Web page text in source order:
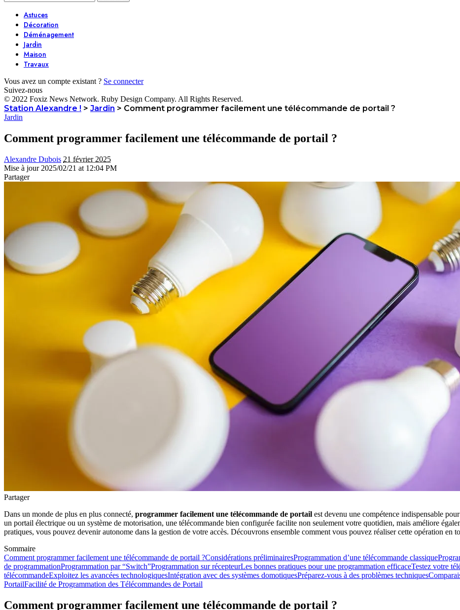
Astuces
Décoration
Déménagement
Jardin
Maison
Travaux
Vous avez un compte existant ? Se connecter
Suivez-nous
© 2022 Foxiz News Network. Ruby Design Company. All Rights Reserved.
Station Alexandre ! > Jardin > Comment programmer facilement une télécommande de portail ?
Jardin
Comment programmer facilement une télécommande de portail ?
Alexandre Dubois 21 février 2025
Mise à jour 2025/02/21 at 12:04 PM
Partager
Partager
Dans un monde de plus en plus connecté, programmer facilement une télécommande de portail est devenu une compétence indispensable
un portail électrique ou un système de motorisation, une télécommande bien configurée facilite non seulement votre quotidien, mais améliore
pratiques, vous pouvez devenir autonome dans la gestion de votre accès. Découvrons ensemble comment vous pouvez réaliser cette opération en
Sommaire
Comment programmer facilement une télécommande de portail ?Considérations préliminairesProgrammation d’une télécommande classique
de programmationProgrammation par “Switch”Programmation sur récepteurLes bonnes pratiques pour une programmation efficaceTestez votre
télécommandeExploitez les avancées technologiquesIntégration avec des systèmes domotiquesPréparez-vous à des problèmes techniques
PortailFacilité de Programmation des Télécommandes de Portail
Comment programmer facilement une télécommande de portail ?